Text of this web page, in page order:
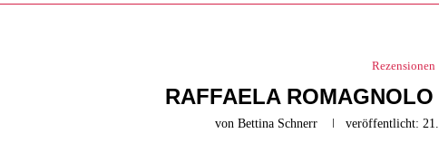
Rezensionen
RAFFAELA
vonBettina Schnerr veröffentlicht: